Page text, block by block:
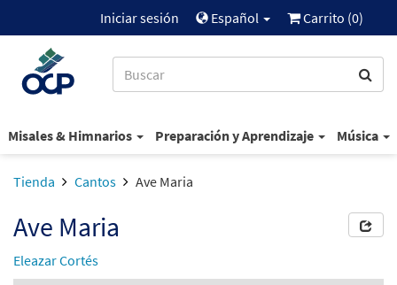
Iniciar sesión Español Carrito (0)
Misales & Himnarios Preparación y Aprendizaje Música
Tienda Cantos Ave Maria
Ave Maria
Eleazar Cortés